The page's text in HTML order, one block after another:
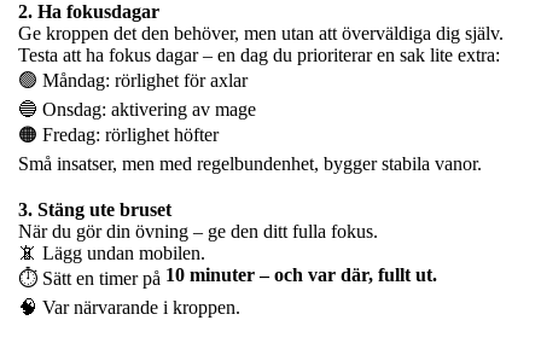
2. Ha fokusdagar
Ge kroppen det den behöver, men utan att överväldiga dig själv.
Testa att ha fokus dagar – en dag du prioriterar en sak lite extra:
🟢 Måndag: rörlighet för axlar
🔵 Onsdag: aktivering av mage
🟠 Fredag: rörlighet höfter
Små insatser, men med regelbundenhet, bygger stabila vanor.
3. Stäng ute bruset
När du gör din övning – ge den ditt fulla fokus.
📵 Lägg undan mobilen.
⏱ Sätt en timer på 10 minuter – och var där, fullt ut.
🧠 Var närvarande i kroppen.